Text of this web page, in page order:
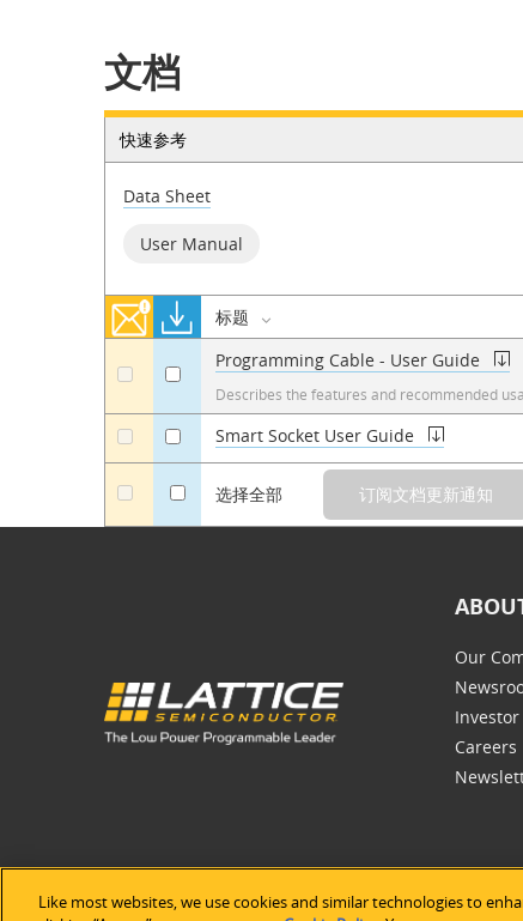
文档
快速参考
Data Sheet
User Manual
标题
a 选择全部
a a
Programming Cable - User Guide
Describes the features and recommended
a a Smart Socket User Guide
Our
Careers
©2026
Like most websites, we use cookies and similar technologies to